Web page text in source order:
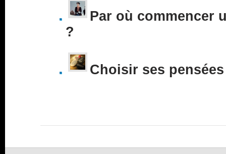
Par où commencer
?
Choisir ses pensées